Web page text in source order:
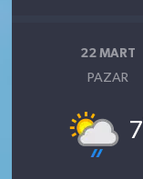
22 MART
PAZAR
7